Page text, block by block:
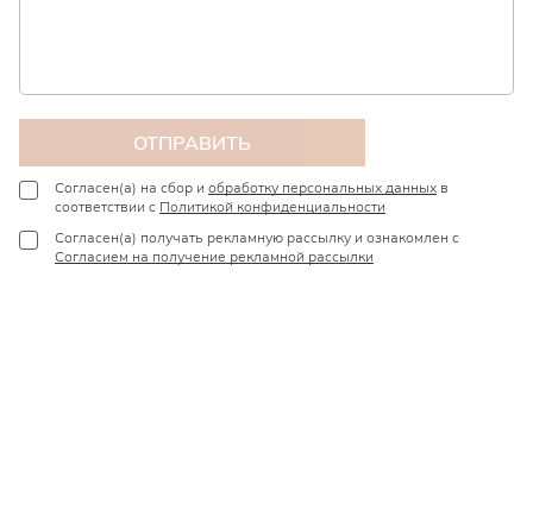
ОТПРАВИТЬ
Согласен(а) на сбор и обработку персональных данных в
соответствии с Политикой конфиденциальности
Согласен(а) получать рекламную рассылку и ознакомлен с
Согласием на получение рекламной рассылки